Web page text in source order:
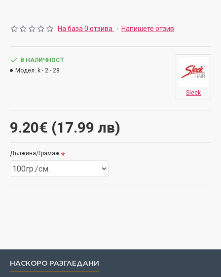
На база 0 отзива. - Напишете отзив
9.20€ (17.99 лв)
В НАЛИЧНОСТ
Модел: k - 2 - 28
Sleek
Дължина/Грамаж
НАСКОРО РАЗГЛЕДАНИ